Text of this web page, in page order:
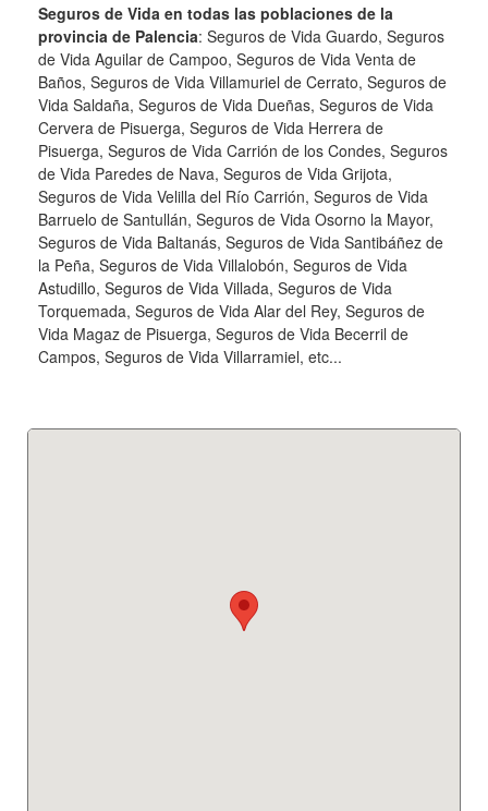
Seguros de Vida en todas las poblaciones de la
provincia de Palencia: Seguros de Vida Guardo, Seguros
de Vida Aguilar de Campoo, Seguros de Vida Venta de
Baños, Seguros de Vida Villamuriel de Cerrato, Seguros de
Vida Saldaña, Seguros de Vida Dueñas, Seguros de Vida
Cervera de Pisuerga, Seguros de Vida Herrera de
Pisuerga, Seguros de Vida Carrión de los Condes, Seguros
de Vida Paredes de Nava, Seguros de Vida Grijota,
Seguros de Vida Velilla del Río Carrión, Seguros de Vida
Barruelo de Santullán, Seguros de Vida Osorno la Mayor,
Seguros de Vida Baltanás, Seguros de Vida Santibáñez de
la Peña, Seguros de Vida Villalobón, Seguros de Vida
Astudillo, Seguros de Vida Villada, Seguros de Vida
Torquemada, Seguros de Vida Alar del Rey, Seguros de
Vida Magaz de Pisuerga, Seguros de Vida Becerril de
Campos, Seguros de Vida Villarramiel, etc...